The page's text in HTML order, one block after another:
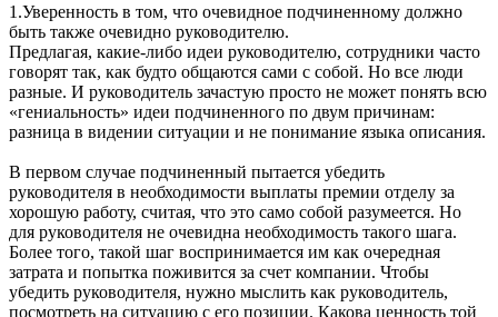
1.Уверенность в том, что очевидное подчиненному должно
быть также очевидно руководителю.
Предлагая, какие-либо идеи руководителю, сотрудники часто
говорят так, как будто общаются сами с собой. Но все люди
разные. И руководитель зачастую просто не может понять всю
«гениальность» идеи подчиненного по двум причинам:
разница в видении ситуации и не понимание языка описания.
В первом случае подчиненный пытается убедить
руководителя в необходимости выплаты премии отделу за
хорошую работу, считая, что это само собой разумеется. Но
для руководителя не очевидна необходимость такого шага.
Более того, такой шаг воспринимается им как очередная
затрата и попытка поживится за счет компании. Чтобы
убедить руководителя, нужно мыслить как руководитель,
посмотреть на ситуацию с его позиции. Какова ценность той